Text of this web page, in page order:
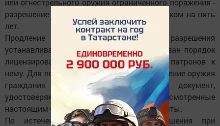
разрешение на его хранение и ношение сроком на пять
лет.
Продление срока действия разрешения
устанавливается статьей 9, в которой указан порядок
лицензирования приобретения оружия и патронов к
нему. Для получения лицензии на приобретение оружия
гражданин РФ обязан представить документ,
удостоверяющий личность, и другие предусмотренные
настоящим Федеральным законом документы.
По истечении срока действия разрешения при